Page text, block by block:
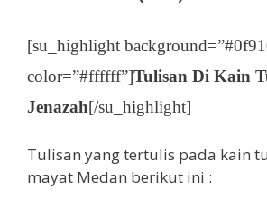
[su_highlight
color=”#ffffff”]Tulisan Di Kain
Jenazah[/su_highlight]
Tulisan yang tertulis pada kain
mayat Medan berikut ini :